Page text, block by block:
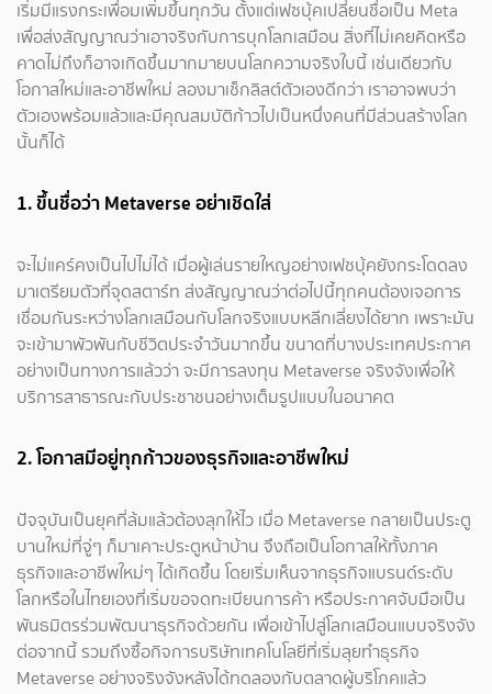
เริ่มมีแรงกระเพื่อมเพิ่มขึ้นทุกวัน ตั้งแต่เฟซบุ้คเปลี่ยนชื่อเป็น Meta
เพื่อส่งสัญญาณว่าเอาจริงกับการบุกโลกเสมือน สิ่งที่ไม่เคยคิดหรือ
คาดไม่ถึงก็อาจเกิดขึ้นมากมายบนโลกความจริงใบนี้ เช่นเดียวกับ
โอกาสใหม่และอาชีพใหม่ ลองมาเช็กลิสต์ตัวเองดีกว่า เราอาจพบว่า
ตัวเองพร้อมแล้วและมีคุณสมบัติก้าวไปเป็นหนึ่งคนที่มีส่วนสร้างโลก
นั้นก็ได้
1. ขึ้นชื่อว่า Metaverse อย่าเชิดใส่
จะไม่แคร์คงเป็นไปไม่ได้ เมื่อผู้เล่นรายใหญอย่างเฟชบุ้คยังกระโดดลง
มาเตรียมตัวที่จุดสตาร์ท ส่งสัญญาณว่าต่อไปนี้ทุกคนต้องเจอการ
เชื่อมกันระหว่างโลกเสมือนกับโลกจริงแบบหลีกเลี่ยงได้ยาก เพราะมัน
จะเข้ามาพัวพันกับชีวิตประจำวันมากขึ้น ขนาดที่บางประเทศประกาศ
อย่างเป็นทางการแล้วว่า จะมีการลงทุน Metaverse จริงจังเพื่อให้
บริการสาธารณะกับประชาชนอย่างเต็มรูปแบบในอนาคต
2. โอกาสมีอยู่ทุกก้าวของธุรกิจและอาชีพใหม่
ปัจจุบันเป็นยุคที่ล้มแล้วต้องลุกให้ไว เมื่อ Metaverse กลายเป็นประตู
บานใหม่ที่จู่ๆ ก็มาเคาะประตูหน้าบ้าน จึงถือเป็นโอกาสให้ทั้งภาค
ธุรกิจและอาชีพใหม่ๆ ได้เกิดขึ้น โดยเริ่มเห็นจากธุรกิจแบรนด์ระดับ
โลกหรือในไทยเองที่เริ่มขอจดทะเบียนการค้า หรือประกาศจับมือเป็น
พันธมิตรร่วมพัฒนาธุรกิจด้วยกัน เพื่อเข้าไปสู่โลกเสมือนแบบจริงจัง
ต่อจากนี้ รวมถึงซื้อกิจการบริษัทเทคโนโลยีที่เริ่มลุยทำธุรกิจ
Metaverse อย่างจริงจังหลังได้ทดลองกับตลาดผู้บริโภคแล้ว